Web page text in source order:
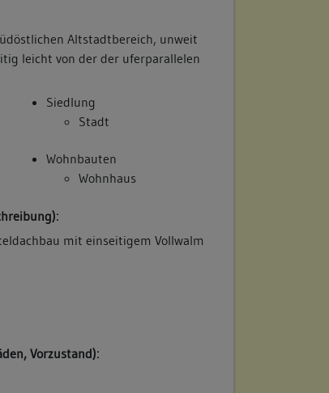
Altstadtbereich, unweit
leicht von der der uferparallelen
Siedlung
Stadt
Wohnbauten
Wohnhaus
mit einseitigem Vollwalm
Vorzustand):